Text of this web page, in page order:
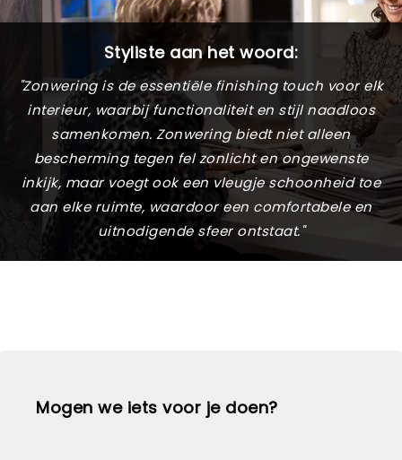
Styliste aan het woord:
"Zonwering is de essentiële finishing touch voor elk
interieur, waarbij functionaliteit en stijl naadloos
samenkomen. Zonwering biedt niet alleen
bescherming tegen fel zonlicht en ongewenste
inkijk, maar voegt ook een vleugje schoonheid toe
aan elke ruimte, waardoor een comfortabele en
uitnodigende sfeer ontstaat."
Mogen we iets voor je doen?